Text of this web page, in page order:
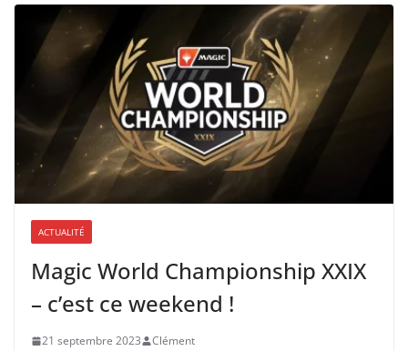
ACTUALITÉ
Magic World Championship XXIX
– c’est ce weekend !
21 septembre 2023 Clément